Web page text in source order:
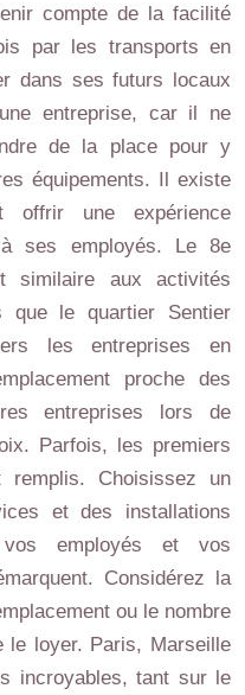
compte de la facilité
par les transports en
dans ses futurs locaux
entreprise, car il ne
de la place pour y
équipements. Il existe
une expérience
ses employés. Le 8e
similaire aux activités
que le quartier Sentier
les entreprises en
proche des
entreprises lors de
Parfois, les premiers
Choisissez un
et des installations
vos employés et vos
Considérez la
ou le nombre
le loyer. Paris, Marseille
incroyables, tant sur le